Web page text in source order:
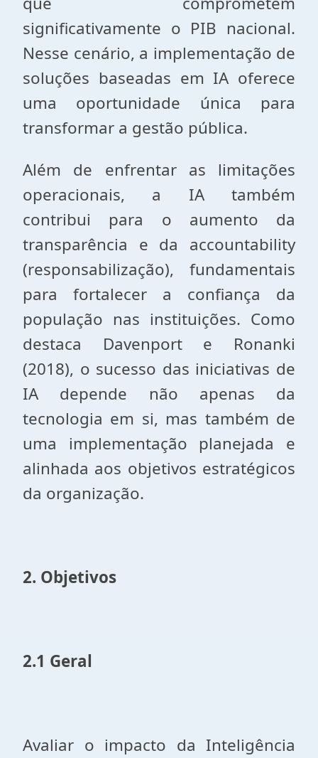
significativamente o PIB nacional.
Nesse cenário, a implementação de
soluções baseadas em IA oferece
uma oportunidade única para
transformar a gestão pública.
Além de enfrentar as limitações
operacionais, a IA também
contribui para o aumento da
transparência e da accountability
(responsabilização), fundamentais
para fortalecer a confiança da
população nas instituições. Como
destaca Davenport e Ronanki
(2018), o sucesso das iniciativas de
IA depende não apenas da
tecnologia em si, mas também de
uma implementação planejada e
alinhada aos objetivos estratégicos
da organização.
2. Objetivos
2.1 Geral
Avaliar o impacto da Inteligência